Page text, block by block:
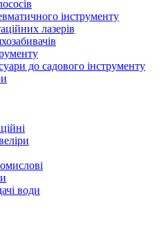
інструменту
лазерів
до садового інструменту
води